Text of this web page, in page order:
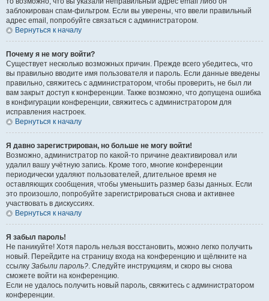
заблокирован спам-фильтром. Если вы уверены, что ввели правильный
адрес email, попробуйте связаться с администратором.
Вернуться к началу
Почему я не могу войти?
Существует несколько возможных причин. Прежде всего убедитесь, что
вы правильно вводите имя пользователя и пароль. Если данные введены
правильно, свяжитесь с администратором, чтобы проверить, не был ли
вам закрыт доступ к конференции. Также возможно, что допущена ошибка
в конфигурации конференции, свяжитесь с администратором для
исправления настроек.
Вернуться к началу
Я давно зарегистрирован, но больше не могу войти!
Возможно, администратор по какой-то причине деактивировал или
удалил вашу учётную запись. Кроме того, многие конференции
периодически удаляют пользователей, длительное время не
оставляющих сообщения, чтобы уменьшить размер базы данных. Если
это произошло, попробуйте зарегистрироваться снова и активнее
участвовать в дискуссиях.
Вернуться к началу
Я забыл пароль!
Не паникуйте! Хотя пароль нельзя восстановить, можно легко получить
новый. Перейдите на страницу входа на конференцию и щёлкните на
ссылку Забыли пароль?. Следуйте инструкциям, и скоро вы снова
сможете войти на конференцию.
Если не удалось получить новый пароль, свяжитесь с администратором
конференции.